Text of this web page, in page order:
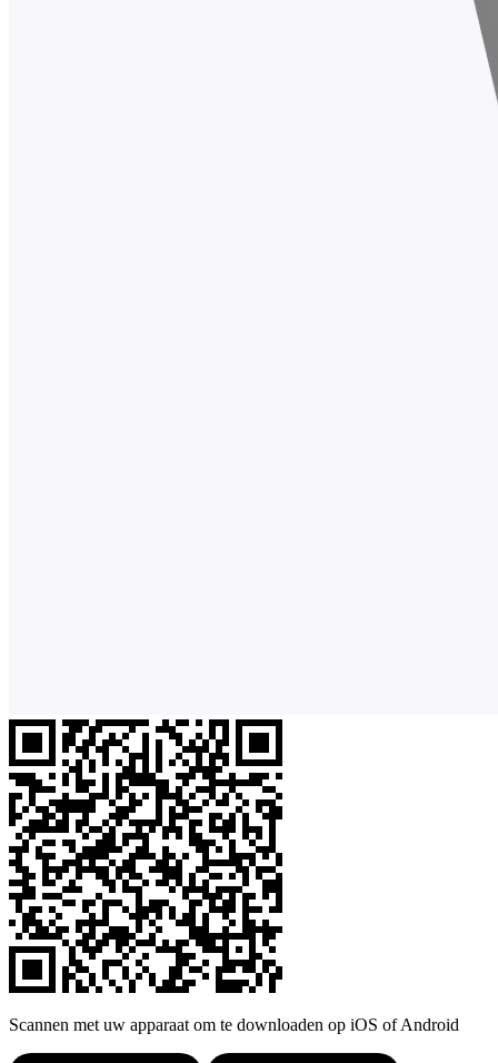
Scannen met uw apparaat om te downloaden op iOS of Android